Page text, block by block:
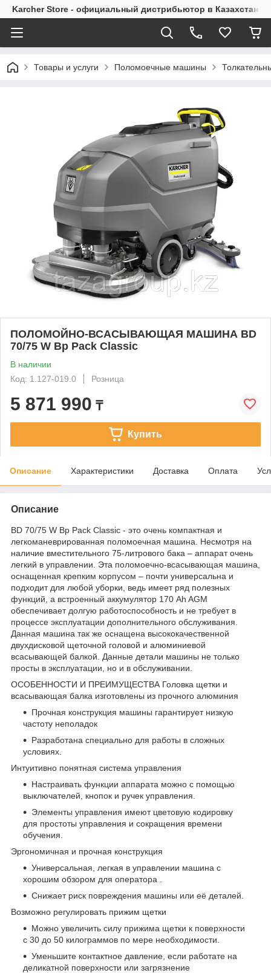
Karcher Store - официальный дистрибьютор в Казахстане
Товары и услуги Поломоечные машины
ПОЛОМОЙНО-ВСАСЫВАЮЩАЯ МАШИНА BD
70/75 W Bp Pack Classic
В наличии
Код: 1.127-019.0
Розница
5 871 990 ₸
Купить
Описание Характеристики Доставка Оплата
Описание
BD 70/75 W Bp Pack Classic - это очень компактная и
легкоманеврированная поломоечная машина. Несмотря на
наличие вместительного 75-литрового бака – аппарат очень
легкий в управлении. Эта поломоечно-всасывающая машина,
оснащенная крепким корпусом – почти универсальна и
подходит для любой уборки, ведь имеет ряд полезных
функций, а встроенный аккумулятор 170 Ah AGM
обеспечивает долгую работоспособность и не требует в
процессе эксплуатации дополнительного обслуживания.
Данная машина так же оснащена высококачественной
двухдисковой щеточной головой и алюминиевой
всасывающей балкой. Данные детали машины не только
просты в эксплуатации, но и в обслуживании.
ОСОБЕННОСТИ И ПРЕИМУЩЕСТВА Головка щетки и
всасывающая балка изготовлены из прочного алюминия
Прочная конструкция машины гарантирует низкую
частоту неполадок
Разработана специально для работы в сложных
условиях.
Интуитивно понятная система управления
Настраивать функции аппарата можно с помощью
выключателей, кнопок и ручек управления.
Элементы управления имеют цветовую кодировку
для простоты управления и сокращения времени
обучения.
Эргономичная и прочная конструкция
Универсальная, легкая в управлении машина с
хорошим обзором для оператора .
Снижает риск повреждения машины или её деталей.
Возможно регулировать прижим щетки
Можно увеличить силу прижима щетки к поверхности
с 30 до 50 килограммов по мере необходимости.
Уменьшите контактное давление, если работате на
деликатной поверхности или загрязнение